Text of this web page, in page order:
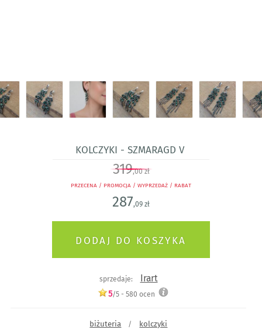
Kolczyki - szmaragd V
319,00 zł
PRZECENA / PROMOCJA / WYPRZEDAŻ / RABAT
287,09 zł
sprzedaje: Irart
5/5 - 580 ocen
biżuteria / kolczyki